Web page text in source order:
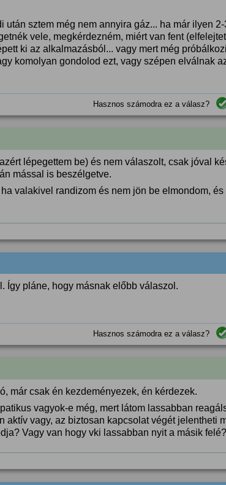
után sztem még nem annyira gáz... ha már ilyen
vele, megkérdezném, miért van fent
ki az alkalmazásból... vagy mert még
komolyan gondolod ezt, vagy szépen elválnak
Hasznos számodra ez a válasz?
lépegettem be) és nem válaszolt, csak jóval
mással is beszélgetve.
valakivel randizom és nem jön be elmondom, és
Így pláne, hogy másnak előbb válaszol.
Hasznos számodra ez a válasz?
már csak én kezdeményezek, én kérdezek.
vagyok-e még, mert látom lassabban
aktív vagy, az biztosan kapcsolat végét jelentheti
Vagy van hogy vki lassabban nyit a másik felé?